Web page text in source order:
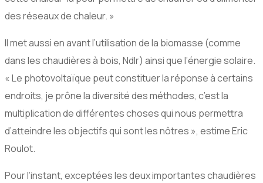
des réseaux de chaleur. »
Il met aussi en avant l’utilisation de la biomasse (comme
dans les chaudières à bois, Ndlr) ainsi que l’énergie solaire.
« Le photovoltaïque peut constituer la réponse à certains
endroits, je prône la diversité des méthodes, c’est la
multiplication de différentes choses qui nous permettra
d’atteindre les objectifs qui sont les nôtres », estime Eric
Roulot.
Pour l’instant, exceptées les deux importantes chaudières